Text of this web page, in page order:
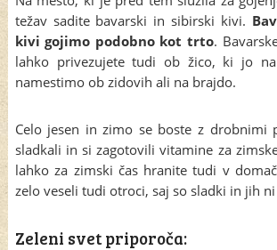
težav sadite bavarski in sibirski kivi.
kivi gojimo podobno kot trto.
lahko privezujete tudi ob žico, ki jo
namestimo ob zidovih ali na brajdo.
Celo jesen in zimo se boste z drobnimi
sladkali in si zagotovili vitamine za
lahko za zimski čas hranite tudi v
zelo veseli tudi otroci, saj so sladki in jih
Zeleni svet priporoča: